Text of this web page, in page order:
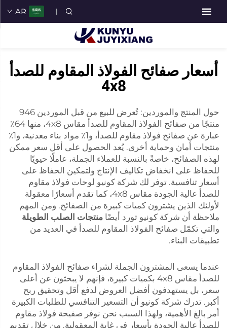
AR
أسعار صفائح الفولاذ المقاوم للصدأ
4x8
حول المنتج والموردين: تُعرض للبيع من قبل الموردين 946
منتجًا من صفائح الفولاذ المقاوم للصدأ مقاس 4x8، منها 64٪
عبارة عن صفائح فولاذ مقاوم للصدأ، و1٪ مواد بناء معدنية، و1٪
منتجات أمان وحماية أخرى. يُعد الحصول على أقل سعر ممكن
لهذه الصفائح، خاصةً بالنسبة للعملاء الجملة، عاملًا حيويًا
للحفاظ على انخفاض تكاليف الإنتاج ولتمكين الحفاظ على
أسعار تنافسية. توفر لك شركة كونيو لوحات فولاذ مقاوم
للصدأ عالية الجودة مقاس 4x8، كما تقدم أسعارًا معقولة
لأولئك الذين يشترون كميات كبيرة من الصفائح. ومن المهم
ملاحظة أن شركة كونيو تورد أيضًا منتجات الصلب الطويلة
والتي تكمّل صفائح الفولاذ المقاوم للصدأ في العديد من
تطبيقات البناء.
عندما يسعى المشترون الجملة لشراء صفائح الفولاذ المقاوم
للصدأ مقاس 4x8 بكميات كبيرة، فإنهم لا يبحثون عن أعلى
سعر، بل يستهدفون أفضل العروض لدفع أقل وتحقيق ربح
أكبر. تدرك شركة كونيو أن التسعير التنافسي للطلبات الكبيرة
أمر بالغ الأهمية، ولهذا السبب نحن نوفر صفيحة فولاذ مقاوم
للصدأ عالية الجودة بأسعار في غاية المعقولية. من خلال تقديم